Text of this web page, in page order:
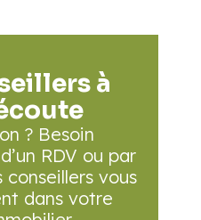
à
? Besoin
RDV ou par
vous
dans votre